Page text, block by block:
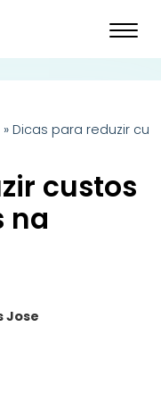
» Dicas para reduzir
custos
na
Jose